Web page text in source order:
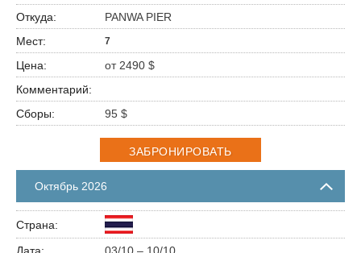
PANWA PIER
7
от 2490 $
95 $
ЗАБРОНИРОВАТЬ
Октябрь 2026
03/10 – 10/10